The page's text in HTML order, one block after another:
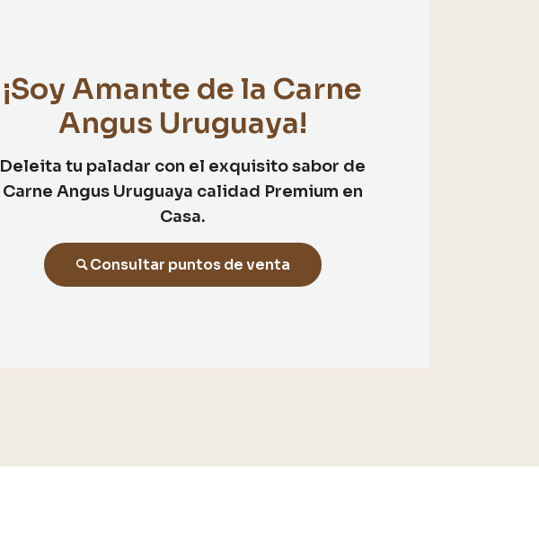
¡Soy Amante de la Carne
Angus Uruguaya!
Deleita tu paladar con el exquisito sabor de
Carne Angus Uruguaya calidad Premium en
Casa.
Consultar puntos de venta